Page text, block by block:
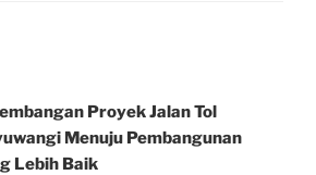
Proyek Jalan Tol
Menuju Pembangunan
Lebih Baik